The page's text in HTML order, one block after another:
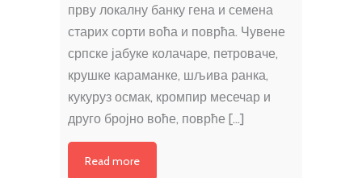
прву локалну банку гена и семена
старих сорти воћа и поврћа. Чувене
српске јабуке колачаре, петроваче,
крушке караманке, шљива ранка,
кукуруз осмак, кромпир месечар и
друго бројно воће, поврће […]
Read more